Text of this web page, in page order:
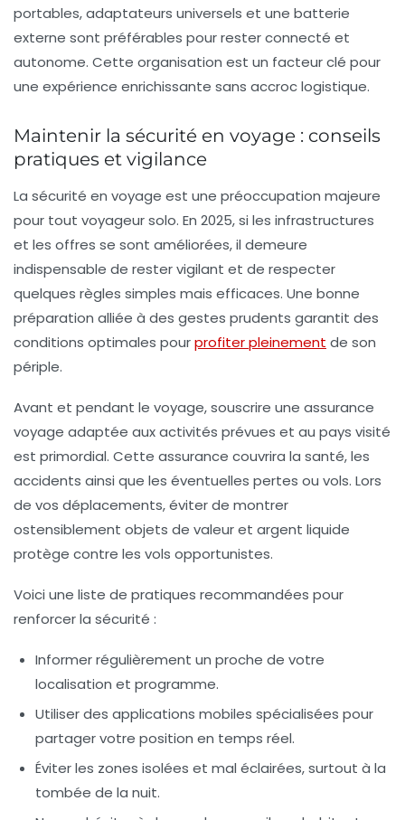
portables, adaptateurs universels et une batterie
externe sont préférables pour rester connecté et
autonome. Cette organisation est un facteur clé pour
une expérience enrichissante sans accroc logistique.
Maintenir la sécurité en voyage : conseils
pratiques et vigilance
La sécurité en voyage est une préoccupation majeure
pour tout voyageur solo. En 2025, si les infrastructures
et les offres se sont améliorées, il demeure
indispensable de rester vigilant et de respecter
quelques règles simples mais efficaces. Une bonne
préparation alliée à des gestes prudents garantit des
conditions optimales pourprofiter pleinement de son
périple.
Avant et pendant le voyage, souscrire une assurance
voyage adaptée aux activités prévues et au pays visité
est primordial. Cette assurance couvrira la santé, les
accidents ainsi que les éventuelles pertes ou vols. Lors
de vos déplacements, éviter de montrer
ostensiblement objets de valeur et argent liquide
protège contre les vols opportunistes.
Voici une liste de pratiques recommandées pour
renforcer la sécurité :
Informer régulièrement un proche de votre
localisation et programme.
Utiliser des applications mobiles spécialisées pour
partager votre position en temps réel.
Éviter les zones isolées et mal éclairées, surtout à la
tombée de la nuit.